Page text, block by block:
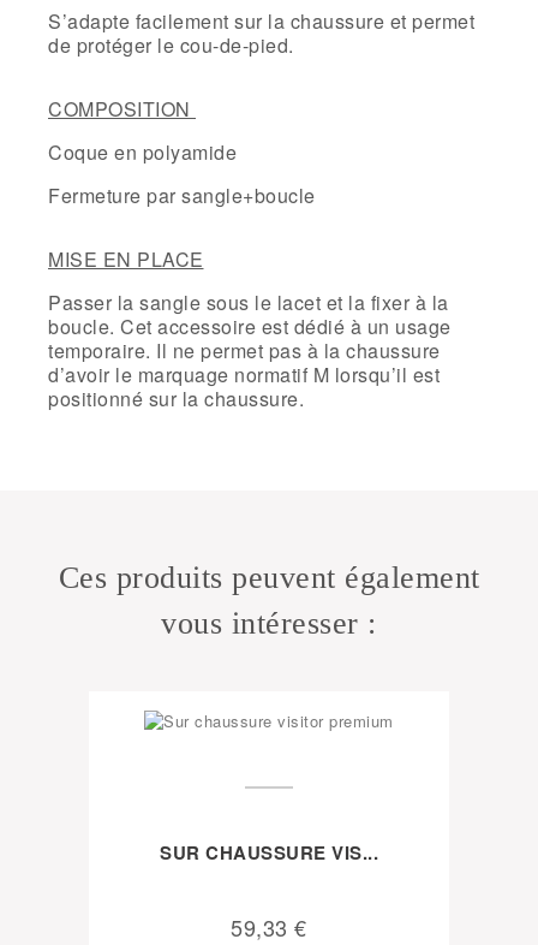
S’adapte facilement sur la chaussure et permet
de protéger le cou-de-pied.
COMPOSITION
Coque en polyamide
Fermeture par sangle+boucle
MISE EN PLACE
Passer la sangle sous le lacet et la fixer à la
boucle. Cet accessoire est dédié à un usage
temporaire. Il ne permet pas à la chaussure
d’avoir le marquage normatif M lorsqu’il est
positionné sur la chaussure.
Ces produits peuvent également
vous intéresser :
SUR CHAUSSURE VIS...
59,33 €